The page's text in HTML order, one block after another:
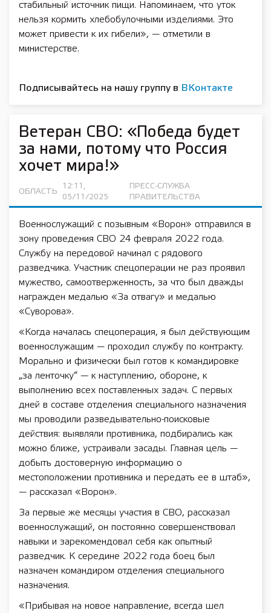
стабильный источник пищи. Напоминаем, что уток
нельзя кормить хлебобулочными изделиями. Это
может привести к их гибели», — отметили в
министерстве.
Подписывайтесь на нашу группу в ВКонтакте
Ветеран СВО: «Победа будет
за нами, потому что Россия
хочет мира!»
ОБЛАСТЬ
12:11,
05/11/2025
ПРЕСС-СЛУЖБА
ПРАВИТЕЛЬСТВА
Военнослужащий с позывным «Ворон» отправился в
зону проведения СВО 24 февраля 2022 года.
Службу на передовой начинал с рядового
разведчика. Участник спецоперации не раз проявил
мужество, самоотверженность, за что был дважды
награжден медалью «За отвагу» и медалью
«Суворова».
«Когда началась спецоперация, я был действующим
военнослужащим — проходил службу по контракту.
Морально и физически был готов к командировке
„за ленточку“ — к наступлению, обороне, к
выполнению всех поставленных задач. С первых
дней в составе отделения специального назначения
мы проводили разведывательно-поисковые
действия: выявляли противника, подбирались как
можно ближе, устраивали засады. Главная цель —
добыть достоверную информацию о
местоположении противника и передать ее в штаб»,
— рассказал «Ворон».
За первые же месяцы участия в СВО, рассказал
военнослужащий, он постоянно совершенствовал
навыки и зарекомендовал себя как опытный
разведчик. К середине 2022 года боец был
назначен командиром отделения специального
назначения.
«Прибывая на новое направление, всегда шел